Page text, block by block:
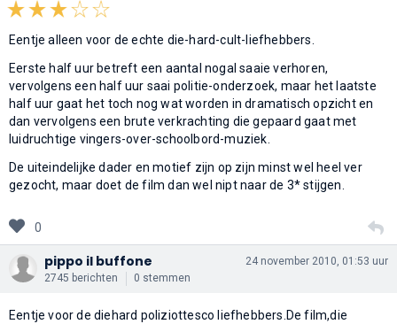
Eentje alleen voor de echte die-hard-cult-liefhebbers.
Eerste half uur betreft een aantal nogal saaie verhoren,
vervolgens een half uur saai politie-onderzoek, maar het laatste
half uur gaat het toch nog wat worden in dramatisch opzicht en
dan vervolgens een brute verkrachting die gepaard gaat met
luidruchtige vingers-over-schoolbord-muziek.
De uiteindelijke dader en motief zijn op zijn minst wel heel ver
gezocht, maar doet de film dan wel nipt naar de 3* stijgen.
0
pippo il buffone
2745 berichten 0 stemmen
24 november 2010, 01:53 uur
Eentje voor de diehard poliziottesco liefhebbers.De film,die